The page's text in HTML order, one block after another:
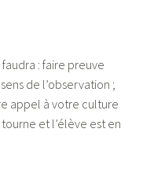
: faire preuve
de l’observation ;
appel à votre culture
et l’élève est en